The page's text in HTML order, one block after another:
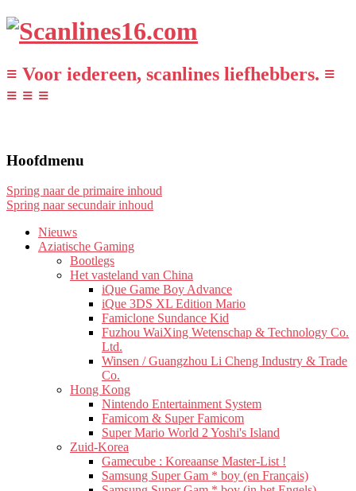
≡ Voor iedereen, scanlines liefhebbers. ≡
≡ ≡ ≡
Hoofdmenu
Spring naar de primaire inhoud
Spring naar secundair inhoud
Nieuws
Aziatische Gaming
Bootlegs
Het vasteland van China
iQue Game Boy Advance
iQue 3DS XL Edition Mario
Famiclone Sundance Kid
Fuzhou WaiXing Wetenschap & Technology Co.
Ltd.
Winsen / Guangzhou Li Cheng Industry & Trade
Co.
Hong Kong
Nintendo Entertainment System
Famicom & Super Famicom
Super Mario World 2 Yoshi's Island
Zuid-Korea
Gamecube : Koreaanse Master-List !
Samsung Super Gam * boy (en Français)